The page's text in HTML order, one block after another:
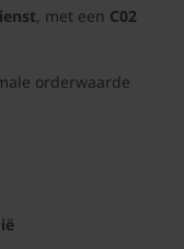
, met een C02
orderwaarde